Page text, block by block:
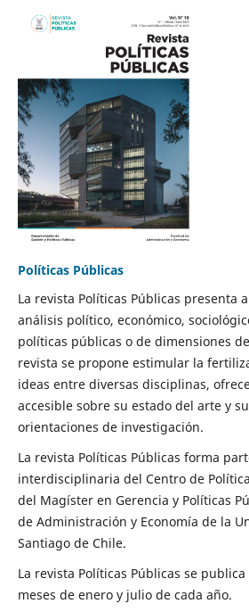
Políticas Públicas
La revista Políticas Públicas presenta
análisis político, económico,
políticas públicas o de dimensiones
revista se propone estimular la
ideas entre diversas disciplinas,
accesible sobre su estado del arte y
orientaciones de investigación.
La revista Políticas Públicas forma
interdisciplinaria del Centro de
del Magíster en Gerencia y Políticas
de Administración y Economía de la
Santiago de Chile.
La revista Políticas Públicas se
meses de enero y julio de cada año.